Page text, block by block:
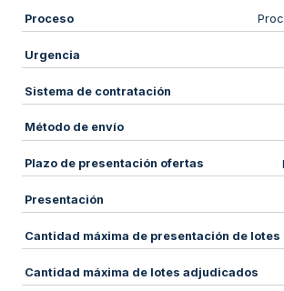
Proceso
Urgencia
Sistema de contratación
Método de envío
Plazo de presentación ofertas
Presentación
Cantidad máxima de presentación de lotes
Cantidad máxima de lotes adjudicados